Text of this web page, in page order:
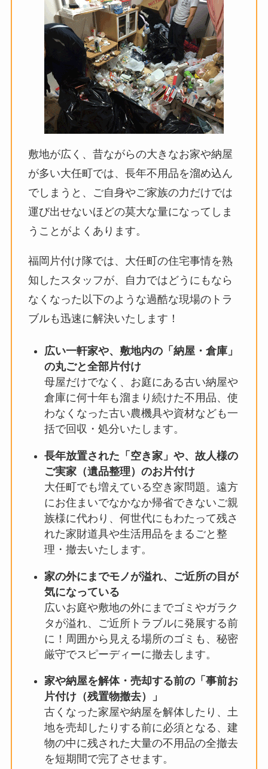
敷地が広く、昔ながらの大きなお家や納屋
が多い大任町では、長年不用品を溜め込ん
でしまうと、ご自身やご家族の力だけでは
運び出せないほどの莫大な量になってしま
うことがよくあります。
福岡片付け隊では、大任町の住宅事情を熟
知したスタッフが、自力ではどうにもなら
なくなった以下のような過酷な現場のトラ
ブルも迅速に解決いたします！
広い一軒家や、敷地内の「納屋・倉庫」
の丸ごと全部片付け
母屋だけでなく、お庭にある古い納屋や
倉庫に何十年も溜まり続けた不用品、使
わなくなった古い農機具や資材なども一
括で回収・処分いたします。
長年放置された「空き家」や、故人様の
ご実家（遺品整理）のお片付け
大任町でも増えている空き家問題。遠方
にお住まいでなかなか帰省できないご親
族様に代わり、何世代にもわたって残さ
れた家財道具や生活用品をまるごと整
理・撤去いたします。
家の外にまでモノが溢れ、ご近所の目が
気になっている
広いお庭や敷地の外にまでゴミやガラク
タが溢れ、ご近所トラブルに発展する前
に！周囲から見える場所のゴミも、秘密
厳守でスピーディーに撤去します。
家や納屋を解体・売却する前の「事前お
片付け（残置物撤去）」
古くなった家屋や納屋を解体したり、土
地を売却したりする前に必須となる、建
物の中に残された大量の不用品の全撤去
を短期間で完了させます。